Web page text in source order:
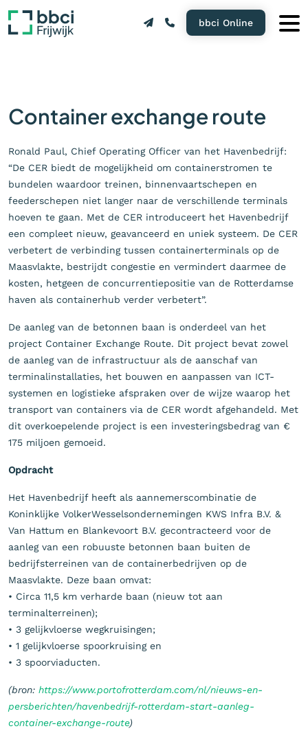
bbci Online
Container exchange route
Ronald Paul, Chief Operating Officer van het Havenbedrijf:
“De CER biedt de mogelijkheid om containerstromen te
bundelen waardoor treinen, binnenvaartschepen en
feederschepen niet langer naar de verschillende terminals
hoeven te gaan. Met de CER introduceert het Havenbedrijf
een compleet nieuw, geavanceerd en uniek systeem. De CER
verbetert de verbinding tussen containerterminals op de
Maasvlakte, bestrijdt congestie en vermindert daarmee de
kosten, hetgeen de concurrentiepositie van de Rotterdamse
haven als containerhub verder verbetert”.
De aanleg van de betonnen baan is onderdeel van het
project Container Exchange Route. Dit project bevat zowel
de aanleg van de infrastructuur als de aanschaf van
terminalinstallaties, het bouwen en aanpassen van ICT-
systemen en logistieke afspraken over de wijze waarop het
transport van containers via de CER wordt afgehandeld. Met
dit overkoepelende project is een investeringsbedrag van €
175 miljoen gemoeid.
Opdracht
Het Havenbedrijf heeft als aannemerscombinatie de
Koninklijke VolkerWesselsondernemingen KWS Infra B.V. &
Van Hattum en Blankevoort B.V. gecontracteerd voor de
aanleg van een robuuste betonnen baan buiten de
bedrijfsterreinen van de containerbedrijven op de
Maasvlakte. Deze baan omvat:
• Circa 11,5 km verharde baan (nieuw tot aan
terminalterreinen);
• 3 gelijkvloerse wegkruisingen;
• 1 gelijkvloerse spoorkruising en
• 3 spoorviaducten.
(bron: https://www.portofrotterdam.com/nl/nieuws-en-
persberichten/havenbedrijf-rotterdam-start-aanleg-
container-exchange-route)